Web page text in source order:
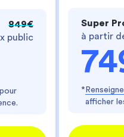
849€
public
pour
Super
à partir
*
afficher